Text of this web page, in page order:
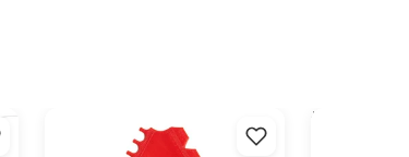
špachtľa/hrebeň 3 v 1
Štetec da